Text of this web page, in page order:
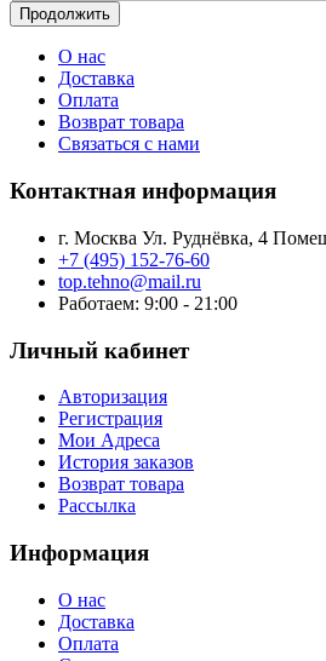
Продолжить
О нас
Доставка
Оплата
Возврат товара
Связаться с нами
Контактная информация
г. Москва Ул. Руднёвка, 4
+7 (495) 152-76-60
top.tehno@mail.ru
Работаем: 9:00 - 21:00
Личный кабинет
Авторизация
Регистрация
Мои Адреса
История заказов
Возврат товара
Рассылка
Информация
О нас
Доставка
Оплата